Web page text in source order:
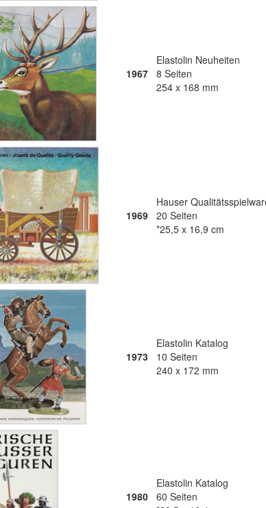
1967
Elastolin Neuheiten
8 Seiten
254 x 168 mm
1969
Hauser
20 Seiten
*25,5 x 16,9 cm
1973
Elastolin Katalog
10 Seiten
240 x 172 mm
1980
Elastolin Katalog
60 Seiten